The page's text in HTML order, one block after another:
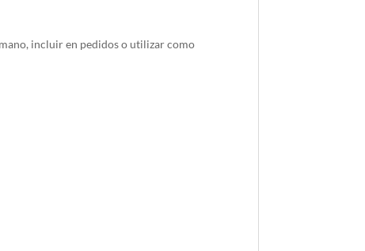
incluir en pedidos o utilizar como